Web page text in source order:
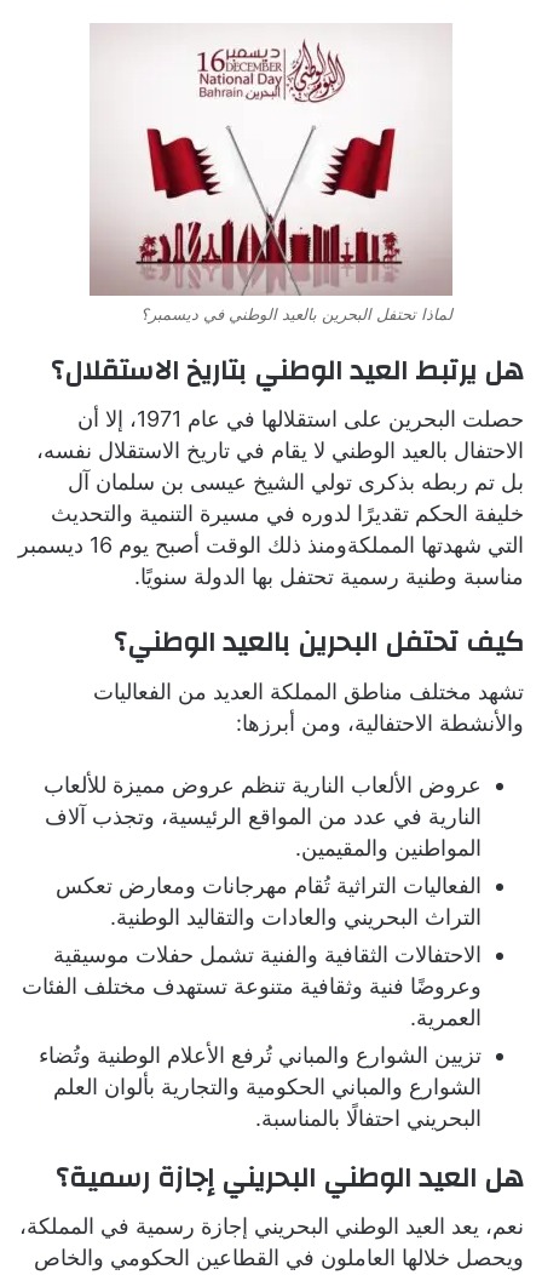
لماذا تحتفل البحرين بالعيد الوطني في ديسمبر؟
هل يرتبط العيد الوطني بتاريخ الاستقلال؟
حصلت البحرين على استقلالها في عام 1971، إلا أن
الاحتفال بالعيد الوطني لا يقام في تاريخ الاستقلال نفسه،
بل تم ربطه بذكرى تولي الشيخ عيسى بن سلمان آل
خليفة الحكم تقديرًا لدوره في مسيرة التنمية والتحديث
التي شهدتها المملكةومنذ ذلك الوقت أصبح يوم 16 ديسمبر
مناسبة وطنية رسمية تحتفل بها الدولة سنويًا.
كيف تحتفل البحرين بالعيد الوطني؟
تشهد مختلف مناطق المملكة العديد من الفعاليات
والأنشطة الاحتفالية، ومن أبرزها:
عروض الألعاب النارية تنظم عروض مميزة للألعاب
النارية في عدد من المواقع الرئيسية، وتجذب آلاف
المواطنين والمقيمين.
الفعاليات التراثية تُقام مهرجانات ومعارض تعكس
التراث البحريني والعادات والتقاليد الوطنية.
الاحتفالات الثقافية والفنية تشمل حفلات موسيقية
وعروضًا فنية وثقافية متنوعة تستهدف مختلف الفئات
العمرية.
تزيين الشوارع والمباني تُرفع الأعلام الوطنية وتُضاء
الشوارع والمباني الحكومية والتجارية بألوان العلم
البحريني احتفالًا بالمناسبة.
هل العيد الوطني البحريني إجازة رسمية؟
نعم، يعد العيد الوطني البحريني إجازة رسمية في المملكة،
ويحصل خلالها العاملون في القطاعين الحكومي والخاص